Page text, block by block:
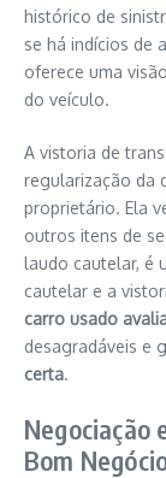
histórico de
se há indícios de
oferece uma
do veículo.
A vistoria de
regularização da
proprietário. Ela
outros itens de
laudo cautelar, é
cautelar e a
carro usado
desagradáveis e
certa.
Negociação
Bom